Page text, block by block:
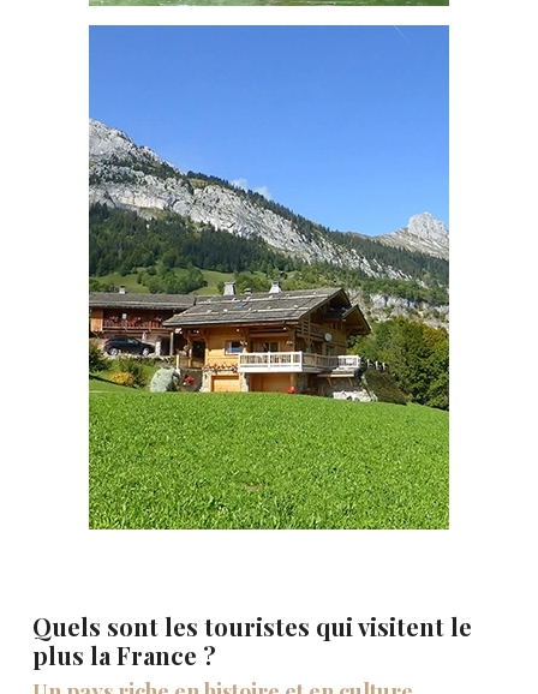
Quels sont les touristes qui visitent le
plus la France ?